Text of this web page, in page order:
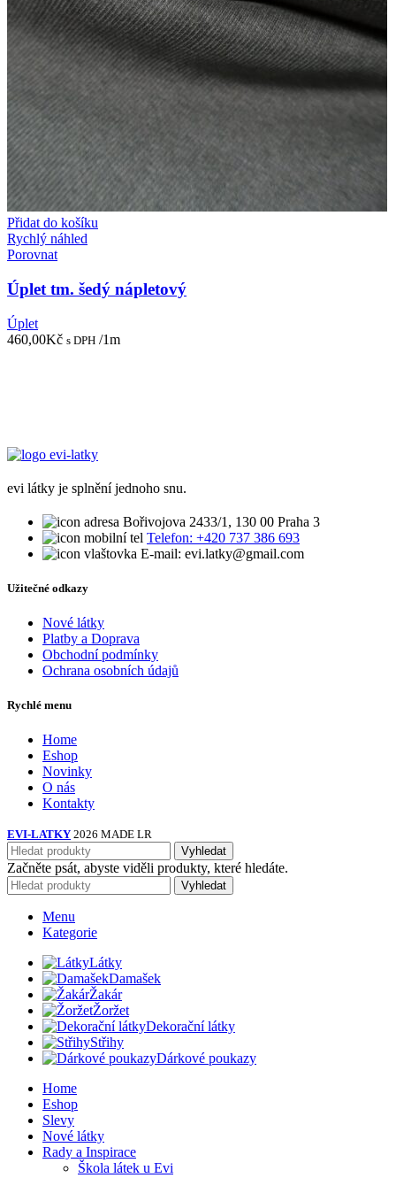
Přidat do košíku
Rychlý náhled
Porovnat
Úplet tm. šedý nápletový
Úplet
460,00Kč s DPH /1m
evi látky je splnění jednoho snu.
Bořivojova 2433/1, 130 00 Praha 3
Telefon: +420 737 386 693
E-mail: evi.latky@gmail.com
Užitečné odkazy
Nové látky
Platby a Doprava
Obchodní podmínky
Ochrana osobních údajů
Rychlé menu
Home
Eshop
Novinky
O nás
Kontakty
EVI-LATKY 2026 MADE LR
Vyhledat
Začněte psát, abyste viděli produkty, které hledáte.
Vyhledat
Menu
Kategorie
Látky
Damašek
Žakár
Žoržet
Dekorační látky
Střihy
Dárkové poukazy
Home
Eshop
Slevy
Nové látky
Rady a Inspirace
Škola látek u Evi